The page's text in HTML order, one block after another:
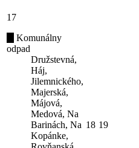
17
Komunálny
odpad
Družstevná,
Háj,
Jilemnického,
Majerská,
Májová,
Medová, Na
Barinách, Na
Kopánke,
18 19